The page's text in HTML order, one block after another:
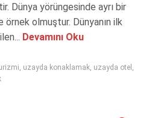
Dünya yörüngesinde ayrı bir
olmuştur. Dünyanın ilk
Devamını Oku
uzayda konaklamak uzayda otel